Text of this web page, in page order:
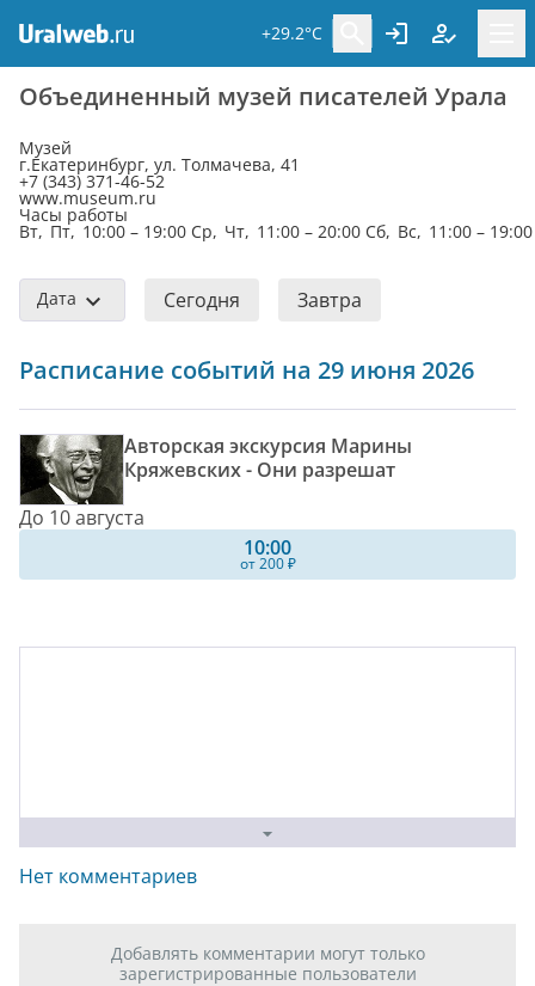
+29.2°C
Объединенный музей писателей Урала
Музей
г.Екатеринбург, ул. Толмачева, 41
+7 (343) 371-46-52
www.museum.ru
Часы работы
Вт, Пт, 10:00 – 19:00 Ср, Чт, 11:00 – 20:00 Сб, Вс, 11:00 – 19:00
Дата Сегодня Завтра
Расписание событий на 29 июня 2026
Авторская экскурсия Марины
Кряжевских - Они разрешат
До 10 августа
10:00
от 200 ₽
Нет комментариев
Добавлять комментарии могут только
зарегистрированные пользователи